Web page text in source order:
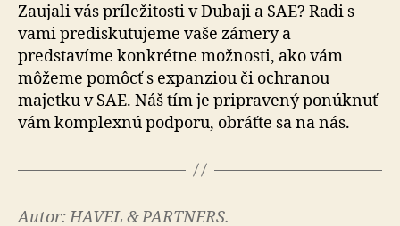
Zaujali vás príležitosti v Dubaji a SAE? Radi s
vami pre­disku­tu­je­me vaše zámery a
predstavíme konkrétne mož­nosti, ako vám
môžeme pomôcť s expanziou či ochranou
majetku v SAE. Náš tím je pripravený ponúknuť
vám komplexnú podporu, obráťte sa na nás.
Autor: HAVEL & PARTNERS.